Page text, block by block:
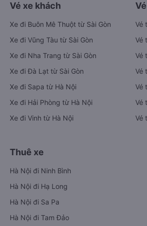
Vé xe khách
Xe đi Buôn Mê Thuột từ Sài Gòn
Xe đi Vũng Tàu từ Sài Gòn
Xe đi Nha Trang từ Sài Gòn
Xe đi Đà Lạt từ Sài Gòn
Xe đi Sapa từ Hà Nội
Xe đi Hải Phòng từ Hà Nội
Xe đi Vinh từ Hà Nội
Vé
Vé
Vé
Vé
Vé
Vé
Vé
Thuê xe
Hà Nội đi Ninh Bình
Hà Nội đi Hạ Long
Hà Nội đi Sa Pa
Hà Nội đi Tam Đảo